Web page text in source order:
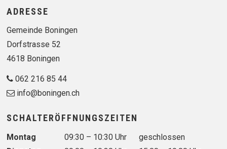
Footer
ADRESSE
Gemeinde Boningen
Dorfstrasse 52
4618 Boningen
062 216 85 44
info@boningen.ch
SCHALTERÖFFNUNGSZEITEN
Wochentag Vormittag Nachmittag
Montag 09:30 – 10:30 Uhr
geschlossen